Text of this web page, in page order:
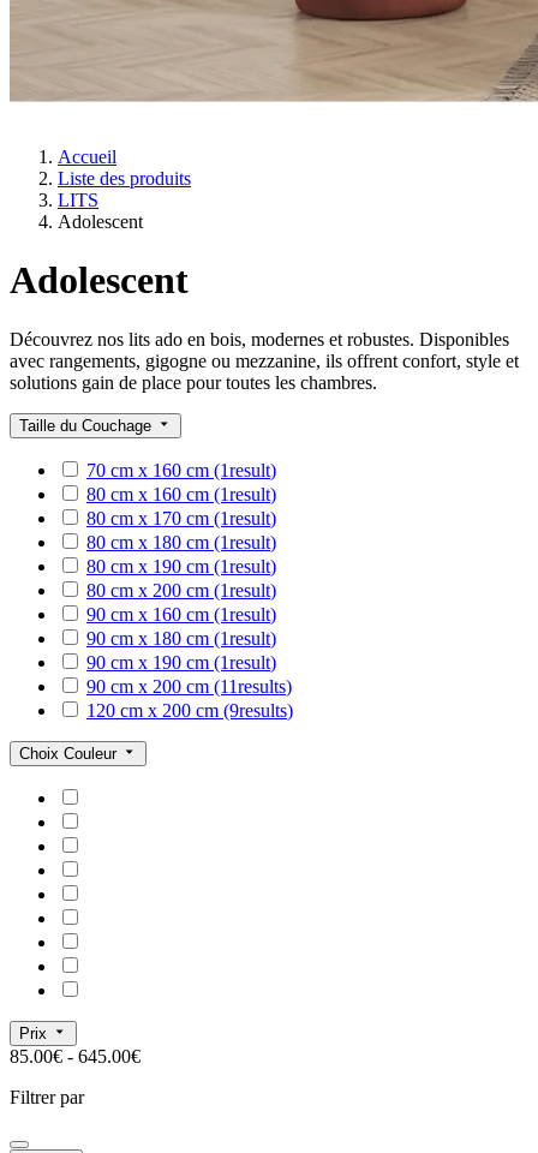
Accueil
Liste des produits
LITS
Adolescent
Adolescent
Découvrez nos lits ado en bois, modernes et robustes. Disponibles
avec rangements, gigogne ou mezzanine, ils offrent confort, style et
solutions gain de place pour toutes les chambres.
Taille du Couchage
70 cm x 160 cm (1result)
80 cm x 160 cm (1result)
80 cm x 170 cm (1result)
80 cm x 180 cm (1result)
80 cm x 190 cm (1result)
80 cm x 200 cm (1result)
90 cm x 160 cm (1result)
90 cm x 180 cm (1result)
90 cm x 190 cm (1result)
90 cm x 200 cm (11results)
120 cm x 200 cm (9results)
Choix Couleur
Prix
85.00€ - 645.00€
Filtrer par